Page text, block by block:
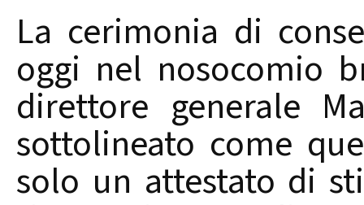
La cerimonia di
oggi nel nosocomio
direttore generale
sottolineato come
solo un attestato di